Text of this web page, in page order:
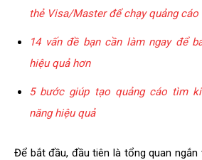
thẻ Visa/Master để chạy quảng cáo
14 vấn đề bạn cần làm ngay để
hiệu quả hơn
5 bước giúp tạo quảng cáo tìm
năng hiệu quả
Để bắt đầu, đầu tiên là tổng quan